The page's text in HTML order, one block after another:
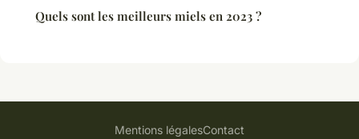
Quels sont les meilleurs miels en 2023 ?
Mentions légalesContact